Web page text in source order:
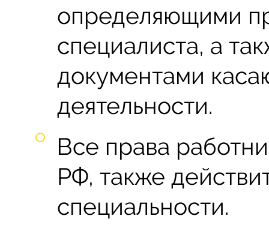
определяющими
специалиста, а
документами
деятельности.
Все права
РФ, также
специальности.